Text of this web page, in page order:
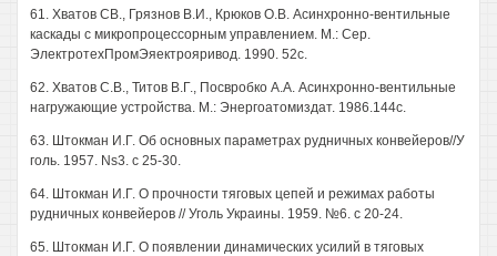
61. Хватов СВ., Грязнов В.И., Крюков О.В. Асинхронно-вентильные
каскады с микропроцессорным управлением. М.: Сер.
ЭлектротехПромЭяектрояривод. 1990. 52с.
62. Хватов C.B., Титов В.Г., Посвробко A.A. Асинхронно-вентильные
нагружающие устройства. М.: Энергоатомиздат. 1986.144с.
63. Штокман И.Г. Об основных параметрах рудничных конвейеров//У
голь. 1957. Ns3. c 25-30.
64. Штокман И.Г. О прочности тяговых цепей и режимах работы
рудничных конвейеров // Уголь Украины. 1959. №6. с 20-24.
65. Штокман И.Г. О появлении динамических усилий в тяговых